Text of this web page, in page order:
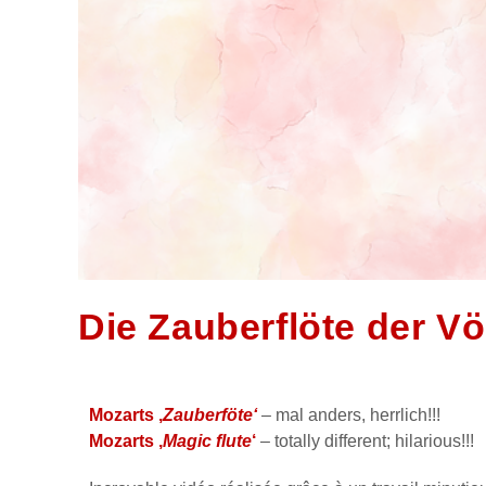
Die Zauberflöte der
Mozarts ‚Zauberföte‘– mal anders, herrlich!!!
Mozarts ‚Magic flute‘ – totally different; hilarious!!!